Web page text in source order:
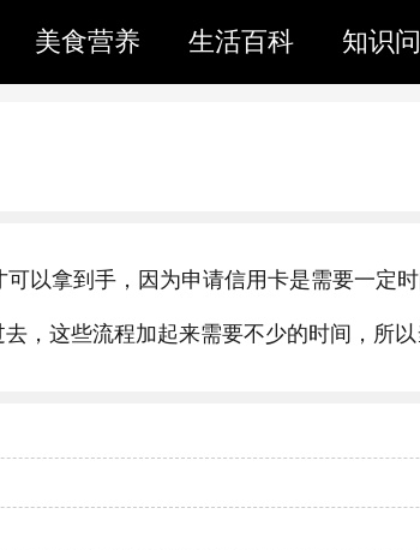
美食营养 生活百科 知识
以拿到手，因为申请信用卡是需要一定
，这些流程加起来需要不少的时间，所以